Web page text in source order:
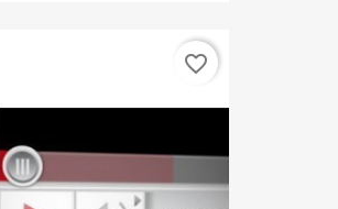
favorite_border